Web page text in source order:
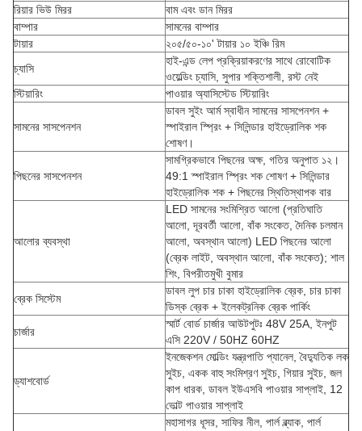
রিয়ার ভিউ মিরর
বাম এবং ডান মিরর
বাম্পার
সামনের বাম্পার
টায়ার
২০৫/৫০-১০' টায়ার ১০ ইঞ্চি রিম
চ্যাসি
হাই-এন্ড লেপ প্রক্রিয়াকরণের সাথে রোবোটিক
ওয়েল্ডিং চ্যাসি, সুপার শক্তিশালী, রস্ট নেই
স্টিয়ারিং
পাওয়ার অ্যাসিস্টেড স্টিয়ারিং
সামনের সাসপেনশন
ডাবল সুইং আর্ম স্বাধীন সামনের সাসপেনশন +
স্পাইরাল স্প্রিং + সিলিন্ডার হাইড্রোলিক শক
শোষণ।
পিছনের সাসপেনশন
সামগ্রিকভাবে পিছনের অক্ষ, গতির অনুপাত ১২।
49:1 স্পাইরাল স্প্রিং শক শোষণ + সিলিন্ডার
হাইড্রোলিক শক + পিছনের স্থিতিস্থাপক বার
আলোর ব্যবস্থা
LED সামনের সংমিশ্রিত আলো (প্রতিঘাতি
আলো, দূরবর্তী আলো, বাঁক সংকেত, দৈনিক চলমান
আলো, অবস্থান আলো) LED পিছনের আলো
(ব্রেক লাইট, অবস্থান আলো, বাঁক সংকেত); শাল
শিং, বিপরীতমুখী বুমার
ব্রেক সিস্টেম
ডাবল লুপ চার চাকা হাইড্রোলিক ব্রেক, চার চাকা
ডিস্ক ব্রেক + ইলেকট্রনিক ব্রেক পার্কিং
চার্জার
স্মার্ট বোর্ড চার্জার আউটপুটঃ 48V 25A, ইনপুট
এসি 220V / 50HZ 60HZ
ড্যাশবোর্ড
ইনজেকশন মোল্ডিং যন্ত্রপাতি প্যানেল, বৈদ্যুতিক লক
সুইচ, একক বাহু সংমিশ্রণ সুইচ, গিয়ার সুইচ, জল
কাপ ধারক, ডাবল ইউএসবি পাওয়ার সাপ্লাই, 12
ভোল্ট পাওয়ার সাপ্লাই
মহাসাগর ধূসর, সাফির নীল, পার্ল ব্ল্যাক, পার্ল